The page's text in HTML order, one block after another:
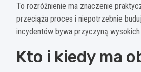
To rozróżnienie ma znaczenie
przeciąża proces i niepotrzebnie
incydentów bywa przyczyną wysokich
Kto i kiedy ma